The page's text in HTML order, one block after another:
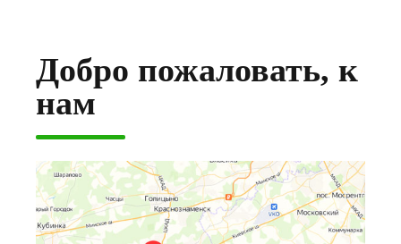
Добро пожаловать, к
нам